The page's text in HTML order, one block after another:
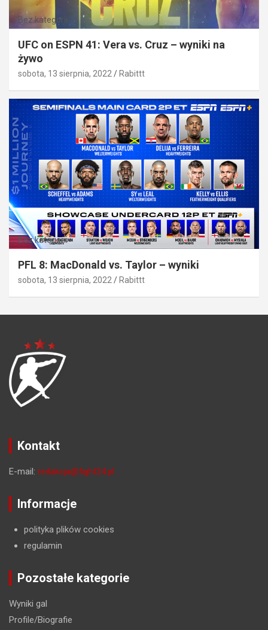
Bez kategorii
UFC on ESPN 41: Vera vs. Cruz – wyniki na
żywo
sobota, 13 sierpnia, 2022 Rabittt
Bez kategorii
PFL 8: MacDonald vs. Taylor – wyniki
sobota, 13 sierpnia, 2022 Rabittt
Kontakt
E-mail: redakcja@fight24.pl
Informacje
polityka plików cookies
regulamin
Pozostałe kategorie
Wyniki gal
Profile/Biografie